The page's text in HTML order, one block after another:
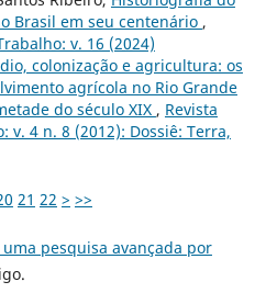
Brasil em seu centenário ,
v. 16 (2024)
colonização e agricultura: os
agrícola no Rio Grande
do século XIX , Revista
v. 4 n. 8 (2012): Dossiê: Terra,
21 22 > >>
pesquisa avançada por